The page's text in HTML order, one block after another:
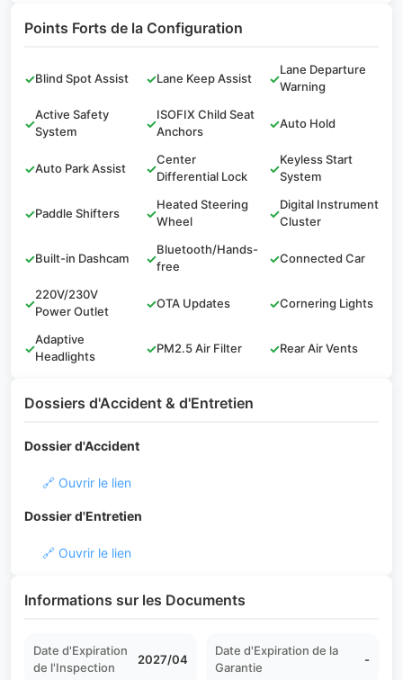
Points Forts de la Configuration
✓Blind Spot Assist ✓Lane Keep Assist ✓
Lane Departure
Warning
✓
Active Safety
System
✓
ISOFIX Child Seat
Anchors
✓Auto Hold
✓Auto Park Assist ✓
Center
Differential Lock
✓
Keyless Start
System
✓Paddle Shifters ✓
Heated Steering
Wheel
✓
Digital Instrument
Cluster
✓Built-in Dashcam ✓
Bluetooth/Hands-
free
✓Connected Car
✓
220V/230V
Power Outlet
✓OTA Updates ✓Cornering Lights
✓
Adaptive
Headlights
✓PM2.5 Air Filter ✓Rear Air Vents
Dossiers d'Accident & d'Entretien
Dossier d'Accident
🔗 Ouvrir le lien
Dossier d'Entretien
🔗 Ouvrir le lien
Informations sur les Documents
Date d'Expiration
de l'Inspection
2027/04
Date d'Expiration de la
Garantie
-